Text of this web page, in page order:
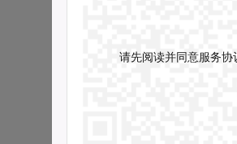
请先阅读并同意服务协